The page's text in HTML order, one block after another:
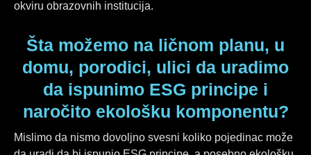
okviru obrazovnih institucija.
Šta možemo na ličnom planu, u
domu, porodici, ulici da uradimo
da ispunimo ESG principe i
naročito ekološku komponentu?
Mislimo da nismo dovoljno svesni koliko pojedinac može